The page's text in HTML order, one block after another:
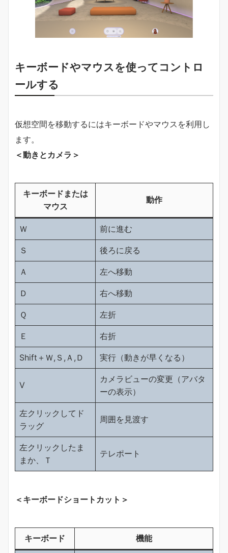
キーボードやマウスを使ってコントロ
ールする
仮想空間を移動するにはキーボードやマウスを利用し
ます。
＜動きとカメラ＞
キーボードまたは
マウス
動作
Ｗ 前に進む
Ｓ 後ろに戻る
Ａ 左へ移動
Ｄ 右へ移動
Ｑ 左折
Ｅ 右折
Shift＋Ｗ,Ｓ,Ａ,Ｄ 実行（動きが早くなる）
Ⅴ
カメラビューの変更（アバタ
ーの表示）
左クリックしてド
ラッグ
周囲を見渡す
左クリックしたま
まか、Ｔ
テレポート
＜キーボードショートカット＞
キーボード 機能